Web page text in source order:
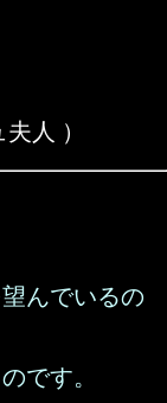
人 ）
んでいるの
です。